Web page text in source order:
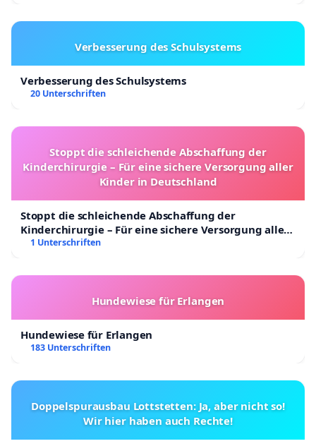
Verbesserung des Schulsystems
Verbesserung des Schulsystems
20 Unterschriften
Stoppt die schleichende Abschaffung der
Kinderchirurgie – Für eine sichere Versorgung aller
Kinder in Deutschland
Stoppt die schleichende Abschaffung der
Kinderchirurgie – Für eine sichere Versorgung aller
Kinder in Deutschland
1 Unterschriften
Hundewiese für Erlangen
Hundewiese für Erlangen
183 Unterschriften
Doppelspurausbau Lottstetten: Ja, aber nicht so!
Wir hier haben auch Rechte!